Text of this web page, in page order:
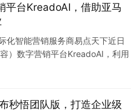
平台KreadoAI，借助亚马
化智能营销服务商易点天下近日
）数字营销平台KreadoAI，利用
秒悟团队版，打造企业级